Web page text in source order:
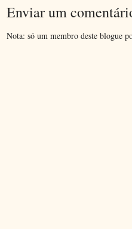
Enviar um
Nota: só um membro deste blogue